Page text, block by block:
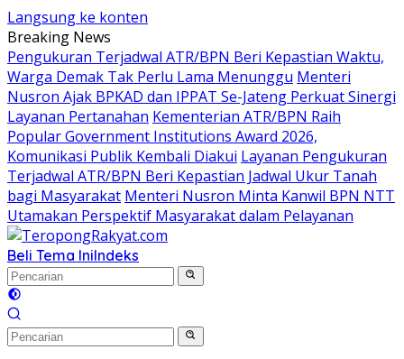
Langsung ke konten
Breaking News
Pengukuran Terjadwal ATR/BPN Beri Kepastian Waktu,
Warga Demak Tak Perlu Lama Menunggu Menteri
Nusron Ajak BPKAD dan IPPAT Se-Jateng Perkuat Sinergi
Layanan Pertanahan Kementerian ATR/BPN Raih
Popular Government Institutions Award 2026,
Komunikasi Publik Kembali Diakui Layanan Pengukuran
Terjadwal ATR/BPN Beri Kepastian Jadwal Ukur Tanah
bagi Masyarakat Menteri Nusron Minta Kanwil BPN NTT
Utamakan Perspektif Masyarakat dalam Pelayanan
Beli Tema IniIndeks